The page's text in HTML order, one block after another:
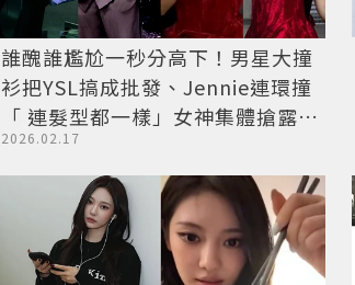
誰醜誰尷尬一秒分高下！男星大撞
衫把YSL搞成批發、Jennie連環撞
「 連髮型都一樣」女神集體搶露火
辣水蛇腰
2026.02.17